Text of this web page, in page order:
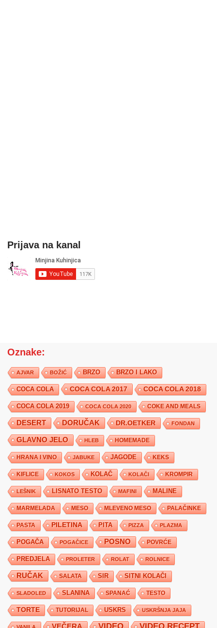
Prijava na kanal
Oznake:
AJVAR BOŽIĆ BRZO BRZO I LAKO
COCA COLA COCA COLA 2017 COCA COLA 2018
COCA COLA 2019 COCA COLA 2020 COKE AND MEALS
DESERT DORUČAK DR.OETKER FONDAN
GLAVNO JELO HLEB HOMEMADE
HRANA I VINO JABUKE JAGODE KEKS
KIFLICE KOKOS KOLAČ KOLAČI KROMPIR
LEŠNIK LISNATO TESTO MAFINI MALINE
MARMELADA MESO MLEVENO MESO PALAČINKE
PASTA PILETINA PITA PIZZA PLAZMA
POGAČA POGAČICE POSNO POVRĆE
PREDJELA PROLETER ROLAT ROLNICE
RUČAK SALATA SIR SITNI KOLAČI
SLADOLED SLANINA SPANAĆ TESTO
TORTE TUTORIJAL USKRS USKRŠNJA JAJA
VEČERA VIDEO VIDEO RECEPT